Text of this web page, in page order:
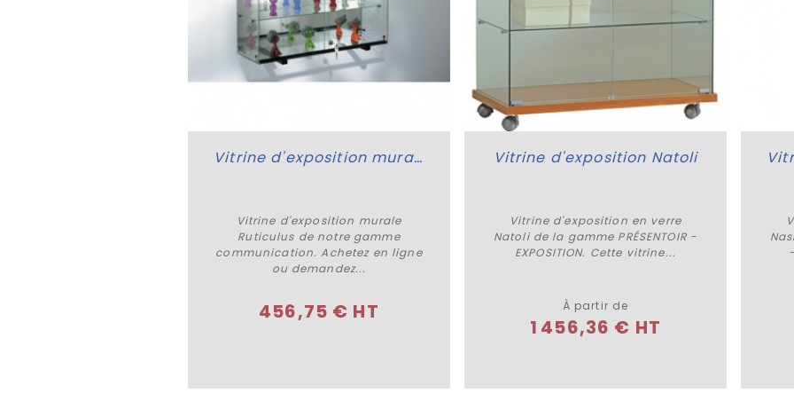
Acheter
Vitrine d'exposition murale Ruticulus
Vitrine d'exposition murale
Ruticulus de notre gamme
communication. Achetez en ligne
ou demandez...
456,75 € HT
Plus de détails
Vitrine d'exposition Natoli
Vitrine d'exposition en verre
Natoli de la gamme PRÉSENTOIR -
EXPOSITION. Cette vitrine...
À partir de
1 456,36 € HT